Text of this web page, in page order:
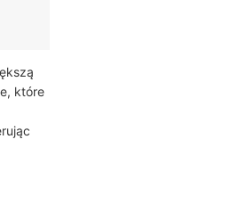
które